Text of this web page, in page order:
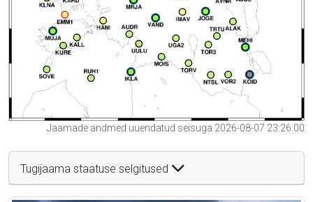
Jaamade andmed uuendatud seisuga 2026-08-07 23:26:00
Tugijaama staatuse selgitused